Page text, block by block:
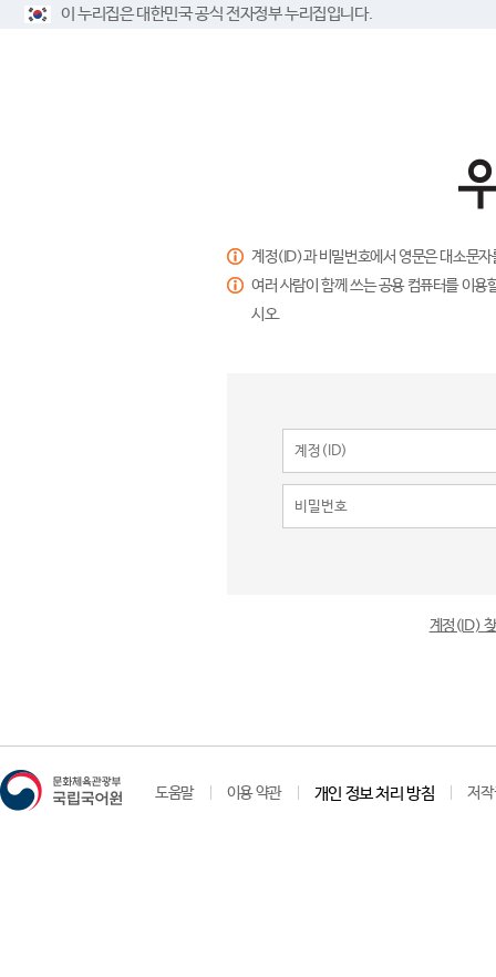
이 누리집은 대한민국 공식 전자정부 누리집입니다.
계정(ID)과 비밀번호에서 영문은 대소문
여러 사람이 함께 쓰는 공용 컴퓨터를 이
시오.
계정(ID)
도움말 이용 약관 개인 정보 처리 방침 저